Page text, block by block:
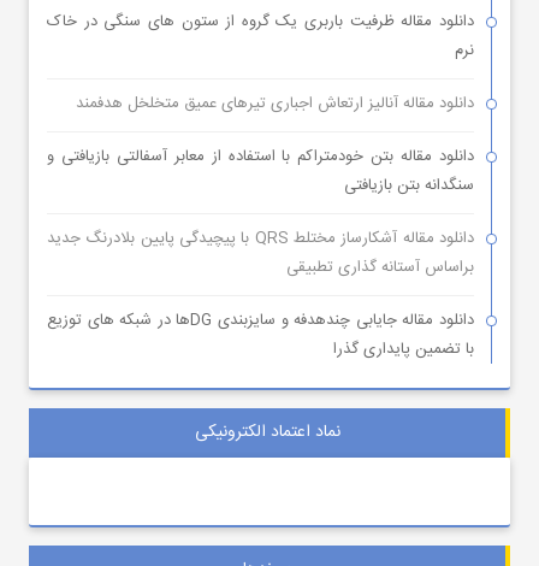
دانلود مقاله ظرفیت باربری یک گروه از ستون های سنگی در خاک
نرم
دانلود مقاله آنالیز ارتعاش اجباری تیرهای عمیق متخلخل هدفمند
دانلود مقاله بتن خودمتراکم با استفاده از معابر آسفالتی بازیافتی و
سنگدانه بتن بازیافتی
دانلود مقاله آشکارساز مختلط QRS با پیچیدگی پایین بلادرنگ جدید
براساس آستانه گذاری تطبیقی
دانلود مقاله جایابی چندهدفه و سایزبندی DGها در شبکه های توزیع
با تضمین پایداری گذرا
نماد اعتماد الکترونیکی